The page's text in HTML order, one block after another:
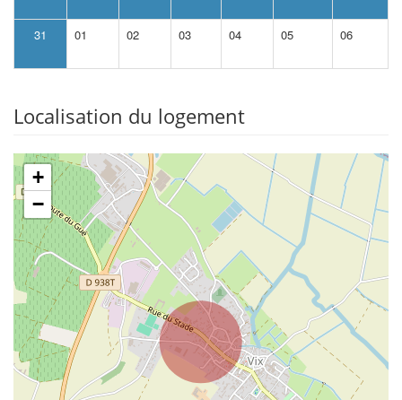
31 01 02 03 04 05 06
Localisation du logement
+
−